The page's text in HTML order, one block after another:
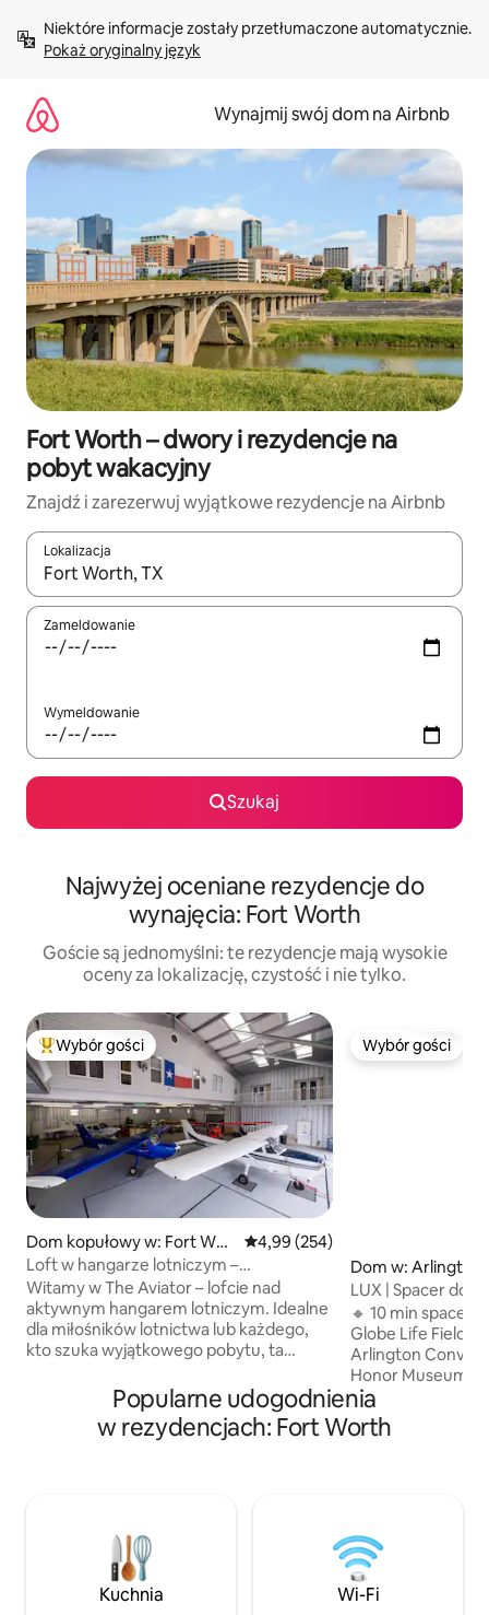
treści Pokaż oryginalny język
Wynajmij swój dom na Airbnb
Fort Worth – dwory i rezydencje na
pobyt wakacyjny
Znajdź i zarezerwuj wyjątkowe rezydencje na Airbnb
Lokalizacja
Gdy wyniki będą dostępne, możesz poruszać się po nich za
Zameldowanie
Wymeldowanie
Szukaj
Najwyżej oceniane rezydencje do
wynajęcia: Fort Worth
Goście są jednomyślni: te rezydencje mają wysokie
oceny za lokalizację, czystość i nie tylko.
Najpopularniejsze z kategorii Wybór gości
Wybór gości
Dom kopułowy w: Fort Wor
th
Średnia ocena: 4,99 na 5, liczba
4,99 (254)
Loft w hangarze lotniczym –
najfajniejszy pobyt w Fort Worth!
Witamy w The Aviator – lofcie nad
aktywnym hangarem lotniczym. Idealne
dla miłośników lotnictwa lub każdego,
kto szuka wyjątkowego pobytu, ta
362 metrów kwadratowych oferuje
przestrzeń, komfort i miejsce
w pierwszym rzędzie na lot. Oglądaj
14 osób) ✔ Stół bilardowy, piłkarzyki,
cymbergaj i stół do ping-ponga ✔ Balkon
z widokiem na samoloty poniżej ✔
Wyjątkowy pobyt z motywem lotniczym
Wybór gości
Wybór gości
Dom w: Arlington
LUX | Spacer do
GlobeLife |
🔸 10 min
Globe Life Field,
Arlington
Honor Museum,
Stadium 🔸 5 min
Flags i Hurricane
lotnisk DFW i
Cornhole 🔹
i kominek 🔹
powietrzu 🔹 Grill/
Wi-Fi 500 Mb/s
Popularne udogodnienia
w rezydencjach: Fort Worth
Kuchnia Wi-Fi